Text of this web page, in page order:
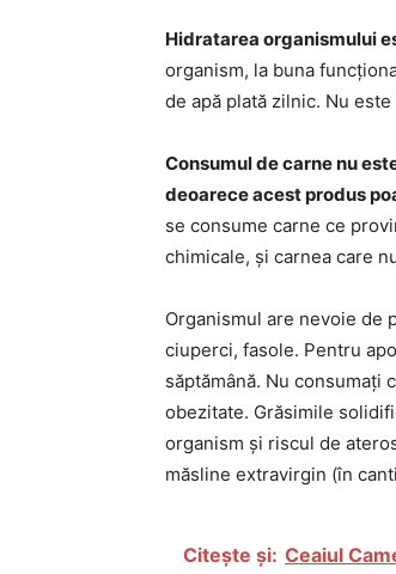
Hidratarea organismului
organism, la buna
de apă plată zilnic. Nu
Consumul de carne nu
deoarece acest produs
se consume carne ce
chimicale, și carnea care
Organismul are nevoie de
ciuperci, fasole. Pentru
săptămână. Nu consumați
obezitate. Grăsimile
organism și riscul de
măsline extravirgin (în
Citește și: Ceaiul